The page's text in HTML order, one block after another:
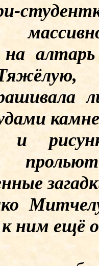
алтарь
и
ним ещё